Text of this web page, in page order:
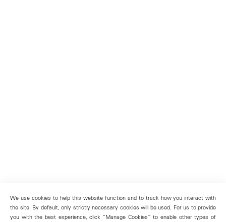
We use cookies to help this website function and to track how you interact with
the site. By default, only strictly necessary cookies will be used. For us to provide
you with the best experience, click “Manage Cookies” to enable other types of